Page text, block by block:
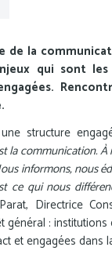
de la
qui sont les
structure
la communication. À
informons, nous
ce qui nous
Directrice
général :
et engagées dans